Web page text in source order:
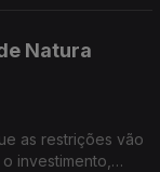
Natura
as restrições vão
investimento,